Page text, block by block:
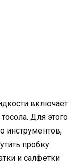
включает
Для этого
инструментов,
пробку
и салфетки